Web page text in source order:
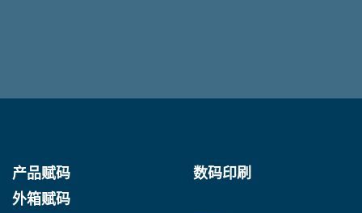
产品赋码
外箱赋码
数码印刷